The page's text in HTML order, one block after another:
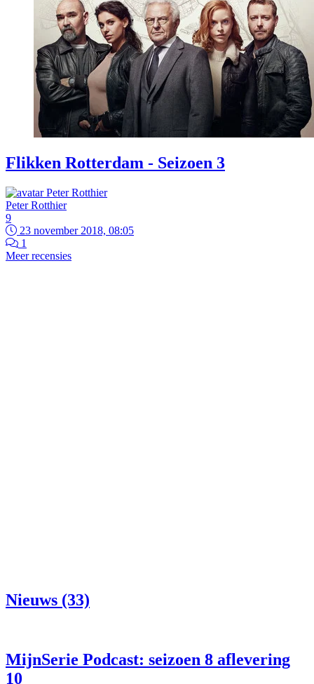
Flikken Rotterdam - Seizoen 3
Peter Rotthier
9
23 november 2018, 08:05
1
Meer recensies
Nieuws (33)
MijnSerie Podcast: seizoen 8 aflevering
10